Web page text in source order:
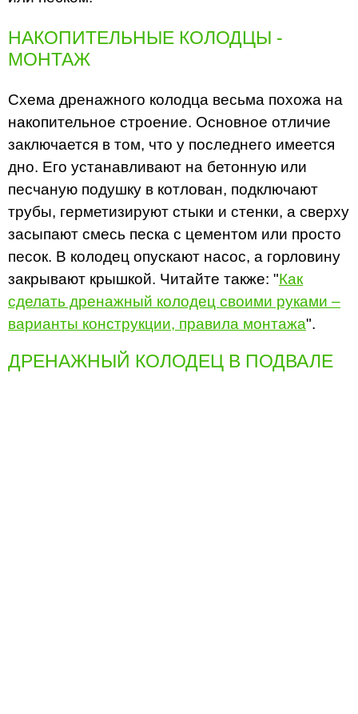
НАКОПИТЕЛЬНЫЕ КОЛОДЦЫ -
МОНТАЖ
Схема дренажного колодца весьма похожа на
накопительное строение. Основное отличие
заключается в том, что у последнего имеется
дно. Его устанавливают на бетонную или
песчаную подушку в котлован, подключают
трубы, герметизируют стыки и стенки, а сверху
засыпают смесь песка с цементом или просто
песок. В колодец опускают насос, а горловину
закрывают крышкой. Читайте также: "Как
сделать дренажный колодец своими руками –
варианты конструкции, правила монтажа".
ДРЕНАЖНЫЙ КОЛОДЕЦ В ПОДВАЛЕ